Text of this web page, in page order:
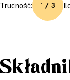
Trudność: 1 / 3